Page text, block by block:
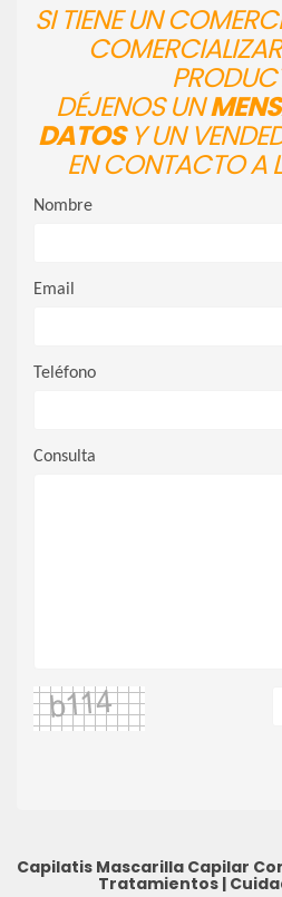
SI TIENE UN
DÉJENOS UN
DATOSY UN
EN CONTACTO A
Nombre
Email
Teléfono
Consulta
Capilatis Mascarilla Capilar
Tratamientos|